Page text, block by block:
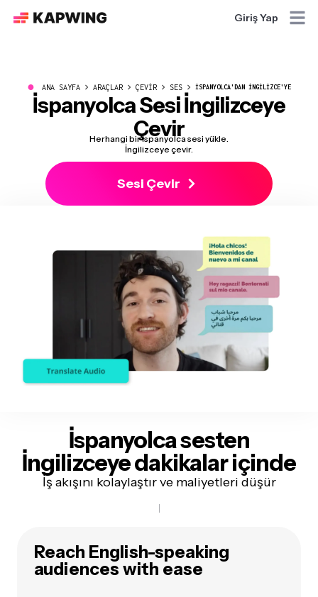
Giriş Yap
● ANA SAYFA ARAÇLAR ÇEVIR SES İSPANYOLCA'DAN İNGILIZCE'YE
İspanyolcaSesiİngilizceye
Çevir
Herhangi bir İspanyolca sesi yükle.
İngilizceye çevir.
Sesi Çevir
İspanyolca sesten
İngilizceye dakikalar içinde
İş akışını kolaylaştır ve maliyetleri düşür
Reach English-speaking
audiences with ease